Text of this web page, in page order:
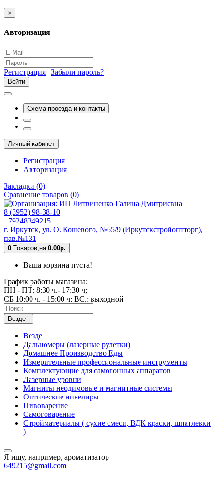
×
Авторизация
Регистрация | Забыли пароль?
Схема проезда и контакты
Личный кабинет
Регистрация
Авторизация
Закладки (0)
Сравнение товаров (0)
8 (3952) 98-38-10
+79248349215
г. Иркутск, ул. О. Кошевого, №65/9 (Иркутскстройоптторг),
пав.№131
0 Tоваров, на 0.00р.
Ваша корзина пуста!
График работы магазина:
ПН - ПТ: 8:30 ч.- 17:30 ч;
СБ 10:00 ч. - 15:00 ч; ВС.: выходной
Везде
Везде
Дальномеры (лазерные рулетки)
Домашнее Производство Еды
Измерительные профессиональные инструменты
Комплектующие для самогонных аппаратов
Лазерные уровни
Магниты неодимовые и магнитные системы
Оптические нивелиры
Пивоварение
Самоговарение
Стройматериалы ( сухие смеси, ВДК краски, шпатлевки
)
Я ищу, например, ароматизатор
649215@gmail.com